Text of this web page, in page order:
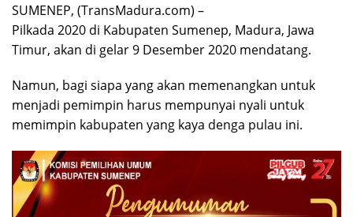
SUMENEP, (TransMadura.com) –
Pilkada 2020 di Kabupaten Sumenep, Madura, Jawa
Timur, akan di gelar 9 Desember 2020 mendatang.
Namun, bagi siapa yang akan memenangkan untuk
menjadi pemimpin harus mempunyai nyali untuk
memimpin kabupaten yang kaya denga pulau ini.